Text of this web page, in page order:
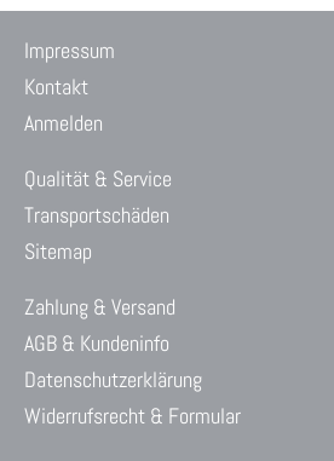
Impressum
Kontakt
Anmelden
Qualität & Service
Transportschäden
Sitemap
Zahlung & Versand
AGB & Kundeninfo
Datenschutzerklärung
Widerrufsrecht & Formular